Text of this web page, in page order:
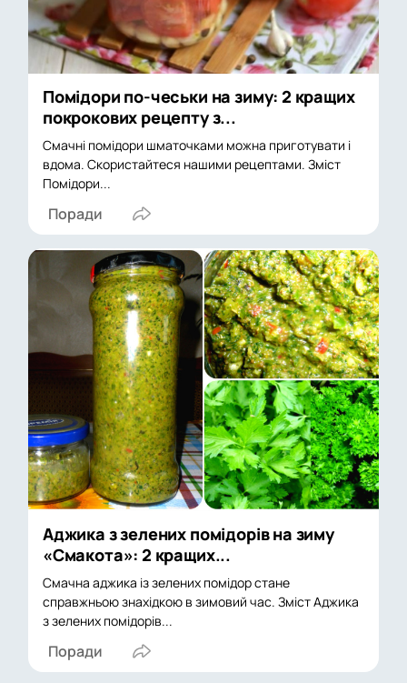
Помідори по-чеськи на зиму: 2 кращих
покрокових рецепту з...
Смачні помідори шматочками можна приготувати і
вдома. Скористайтеся нашими рецептами. Зміст
Помідори...
Поради
Аджика з зелених помідорів на зиму
«Смакота»: 2 кращих...
Смачна аджика із зелених помідор стане
справжньою знахідкою в зимовий час. Зміст Аджика
з зелених помідорів...
Поради